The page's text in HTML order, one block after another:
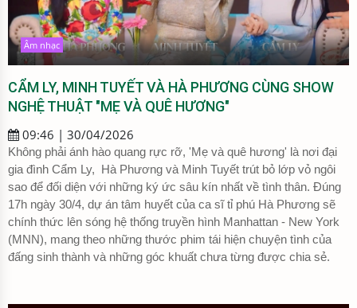
Âm nhạc
CẨM LY, MINH TUYẾT VÀ HÀ PHƯƠNG CÙNG SHOW
NGHỆ THUẬT "MẸ VÀ QUÊ HƯƠNG"
09:46 | 30/04/2026
Không phải ánh hào quang rực rỡ, 'Mẹ và quê hương' là nơi đại
gia đình Cẩm Ly, Hà Phương và Minh Tuyết trút bỏ lớp vỏ ngôi
sao để đối diện với những ký ức sâu kín nhất về tình thân. Đúng
17h ngày 30/4, dự án tâm huyết của ca sĩ tỉ phú Hà Phương sẽ
chính thức lên sóng hệ thống truyền hình Manhattan - New York
(MNN), mang theo những thước phim tái hiện chuyện tình của
đấng sinh thành và những góc khuất chưa từng được chia sẻ.